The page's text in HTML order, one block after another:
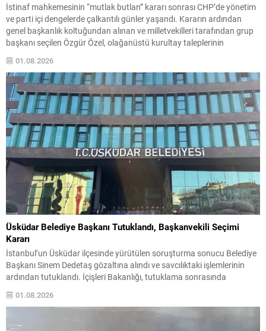
İstinaf mahkemesinin “mutlak butlan” kararı sonrası CHP’de yönetim
ve parti içi dengelerde çalkantılı günler yaşandı. Kararın ardından
genel başkanlık koltuğundan alınan ve milletvekilleri tarafından grup
başkanı seçilen Özgür Özel, olağanüstü kurultay taleplerinin
Parti’yi kurdu. Bu gelişme TBMM’deki sıralamalar ve partilerin
yerleşimi üzerinde...
01.08.2026
Üsküdar Belediye Başkanı Tutuklandı, Başkanvekili Seçimi
Kararı
İstanbul’un Üsküdar ilçesinde yürütülen soruşturma sonucu Belediye
Başkanı Sinem Dedetaş gözaltına alındı ve savcılıktaki işlemlerinin
ardından tutuklandı. İçişleri Bakanlığı, tutuklama sonrasında
Dedetaş’ı geçici olarak görevden uzaklaştırdı. Soruşturma
kapsamında, ilgililere yönelik “suç işlemek amacıyla örgüt kurma,
rüşvet ve irtikap” iddiaları yer alıyor. Valilikten yapılan açıklamada,
dosyaya ilişkin işlemlerin devam ettiği bilgisi...
01.08.2026